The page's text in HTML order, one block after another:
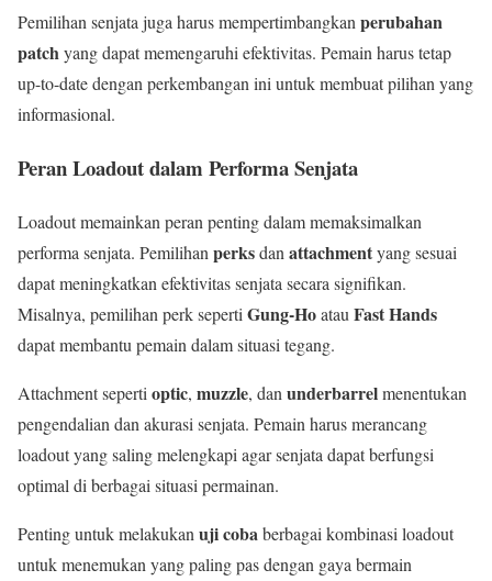
Pemilihan senjata juga harus mempertimbangkanperubahan
patchyang dapat memengaruhi efektivitas. Pemain harus tetap
up-to-date dengan perkembangan ini untuk membuat pilihan yang
informasional.
Peran Loadout dalam Performa Senjata
Loadout memainkan peran penting dalam memaksimalkan
performa senjata. Pemilihan perksdan attachmentyang sesuai
dapat meningkatkan efektivitas senjata secara signifikan.
Misalnya, pemilihan perk seperti Gung-Hoatau Fast Hands
dapat membantu pemain dalam situasi tegang.
Attachment seperti optic, muzzle, dan underbarrelmenentukan
pengendalian dan akurasi senjata. Pemain harus merancang
loadout yang saling melengkapi agar senjata dapat berfungsi
optimal di berbagai situasi permainan.
Penting untuk melakukan uji cobaberbagai kombinasi loadout
untuk menemukan yang paling pas dengan gaya bermain